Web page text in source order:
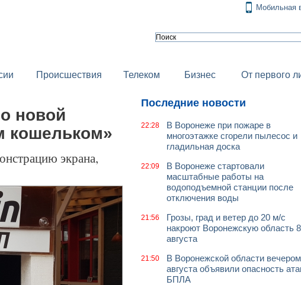
Мобильная
Происшествия Телеком Бизнес От первого
новой
кошельком»
экрана,
Последние новости
22:28
В Воронеже при пожаре в
многоэтажке сгорели пылесос и
гладильная доска
22:09
В Воронеже стартовали
масштабные работы на
водоподъемной станции после
отключения воды
21:56
Грозы, град и ветер до 20 м/с
накроют Воронежскую область 8
августа
21:50
В Воронежской области
августа объявили опасность
БПЛА